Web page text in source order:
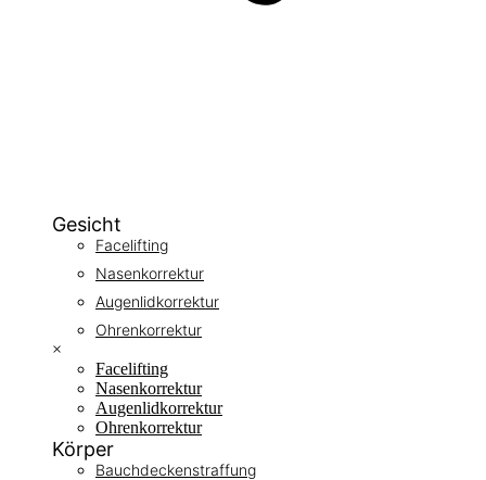
Gesicht
Facelifting
Nasenkorrektur
Augenlidkorrektur
Ohrenkorrektur
×
Facelifting
Nasenkorrektur
Augenlidkorrektur
Ohrenkorrektur
Körper
Bauchdeckenstraffung